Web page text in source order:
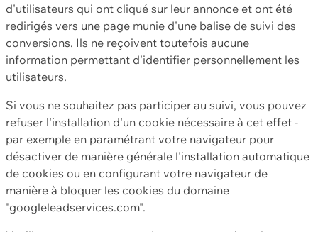
d'utilisateurs qui ont cliqué sur leur annonce et ont été
redirigés vers une page munie d'une balise de suivi des
conversions. Ils ne reçoivent toutefois aucune
information permettant d'identifier personnellement les
utilisateurs.
Si vous ne souhaitez pas participer au suivi, vous pouvez
refuser l'installation d'un cookie nécessaire à cet effet -
par exemple en paramétrant votre navigateur pour
désactiver de manière générale l'installation automatique
de cookies ou en configurant votre navigateur de
manière à bloquer les cookies du domaine
"googleleadservices.com".